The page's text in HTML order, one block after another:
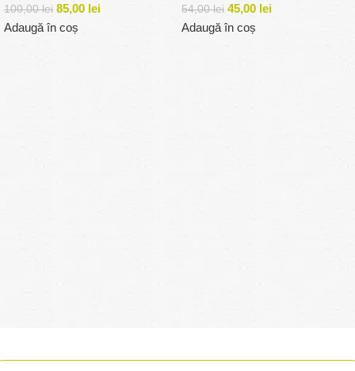
100,00lei 85,00 lei
Adaugă în coș
54,00lei 45,00 lei
Adaugă în coș